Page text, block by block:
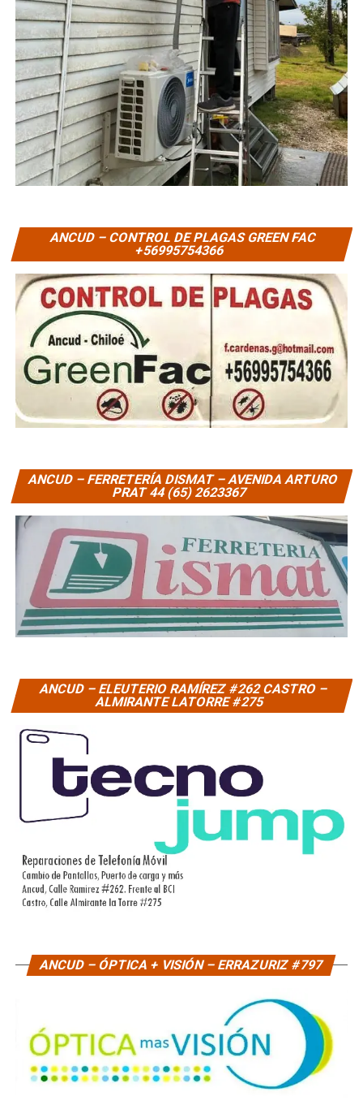
ANCUD – CONTROL DE PLAGAS GREEN FAC
+56995754366
ANCUD – FERRETERÍA DISMAT – AVENIDA ARTURO
PRAT 44 (65) 2623367
ANCUD – ELEUTERIO RAMÍREZ #262 CASTRO –
ALMIRANTE LATORRE #275
ANCUD – ÓPTICA + VISIÓN – ERRAZURIZ #797